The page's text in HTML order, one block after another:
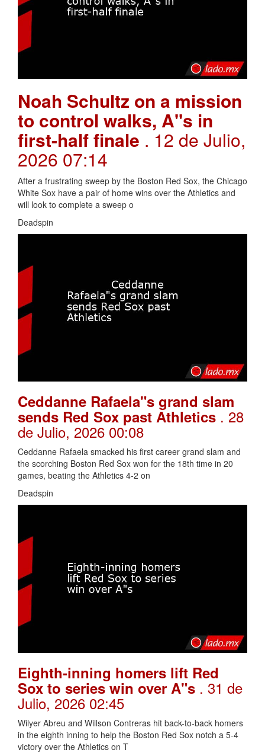
Noah Schultz on a mission
to control walks, A"s in
first-half finale . 12 de Julio,
2026 07:14
After a frustrating sweep by the Boston Red Sox, the Chicago
White Sox have a pair of home wins over the Athletics and
will look to complete a sweep o
Deadspin
Ceddanne Rafaela"s grand slam
sends Red Sox past Athletics . 28
de Julio, 2026 00:08
Ceddanne Rafaela smacked his first career grand slam and
the scorching Boston Red Sox won for the 18th time in 20
games, beating the Athletics 4-2 on
Deadspin
Eighth-inning homers lift Red
Sox to series win over A"s . 31 de
Julio, 2026 02:45
Wilyer Abreu and Willson Contreras hit back-to-back homers
in the eighth inning to help the Boston Red Sox notch a 5-4
victory over the Athletics on T